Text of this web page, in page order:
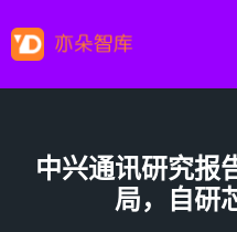
中兴通讯研究报
局，自研